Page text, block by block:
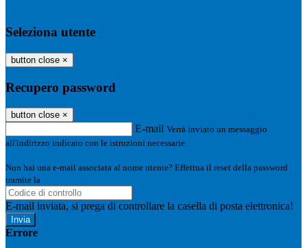
Seleziona utente
button close ×
Recupero password
button close ×
E-mail Verrà inviato un messaggio
all'indirizzo indicato con le istruzioni necessarie.
Non hai una e-mail associata al nome utente? Effettua il reset della password
tramite la
E-mail inviata, si prega di controllare la casella di posta elettronica!
Errore